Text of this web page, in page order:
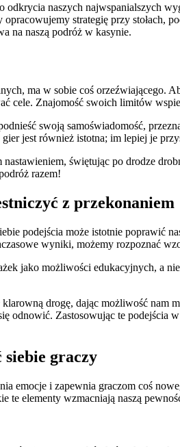
naszych najwspanialszych
strategię przy stołach,
na naszą podróż w kasynie.
ma w sobie coś orzeźwiającego.
cele. Znajomość swoich limitów
swoją samoświadomość,
jest również istotna; im lepiej je
świętując po drodze
razem!
z przekonaniem
podejścia może istotnie poprawić
wyniki, możemy rozpoznać
jako możliwości edukacyjnych, a
drogę, dając możliwość nam
odnowić. Zastosowując te
graczy
emocje i zapewnia graczom coś
elementy wzmacniają naszą